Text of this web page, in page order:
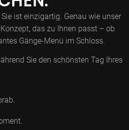
ist einzigartig. Genau wie unser
das zu Ihnen passt – ob
Gänge-Menü im Schloss.
Sie den schönsten Tag Ihres